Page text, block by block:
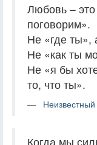
Любовь –
поговорим».
Не «где ты»,
Не «как ты
Не «я бы
то, что ты».
Когда мы